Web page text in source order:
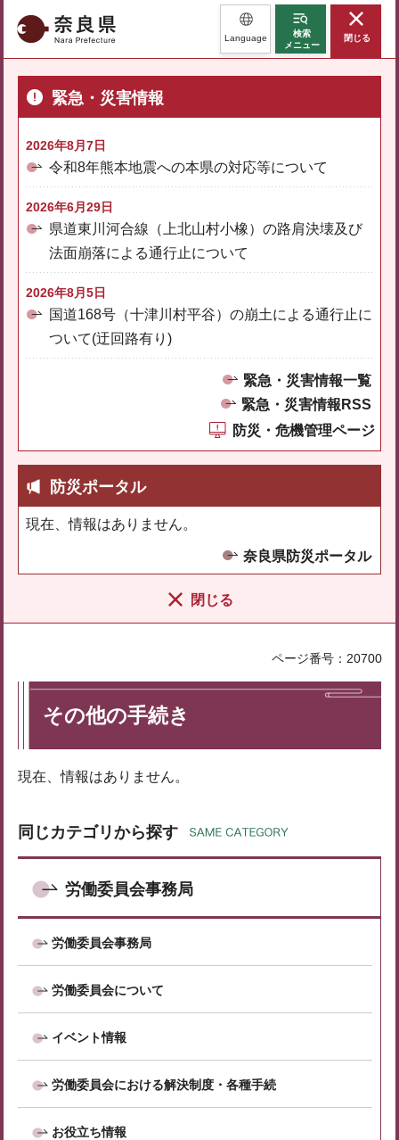
奈良県 Language
検索
メニュー
閉じる
緊急・災害情報
2026年8月7日
令和8年熊本地震への本県の対応等について
2026年6月29日
県道東川河合線（上北山村小橡）の路肩決壊及び
法面崩落による通行止について
2026年8月5日
国道168号（十津川村平谷）の崩土による通行止に
ついて(迂回路有り)
緊急・災害情報一覧
緊急・災害情報RSS
防災・危機管理ページ
防災ポータル
現在、情報はありません。
奈良県防災ポータル
閉じる
ページ番号：20700
その他の手続き
現在、情報はありません。
同じカテゴリから探す
労働委員会事務局
労働委員会事務局
労働委員会について
イベント情報
労働委員会における解決制度・各種手続
お役立ち情報